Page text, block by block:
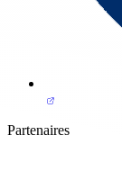
Partenaires